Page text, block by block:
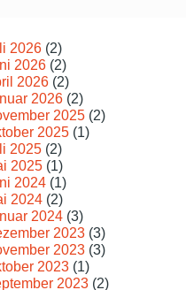
2026 (2)
2026 (2)
2026 (2)
2026 (2)
2025 (2)
2025 (1)
2025 (2)
2025 (1)
2024 (1)
2024 (2)
2024 (3)
2023 (3)
2023 (3)
2023 (1)
2023 (2)